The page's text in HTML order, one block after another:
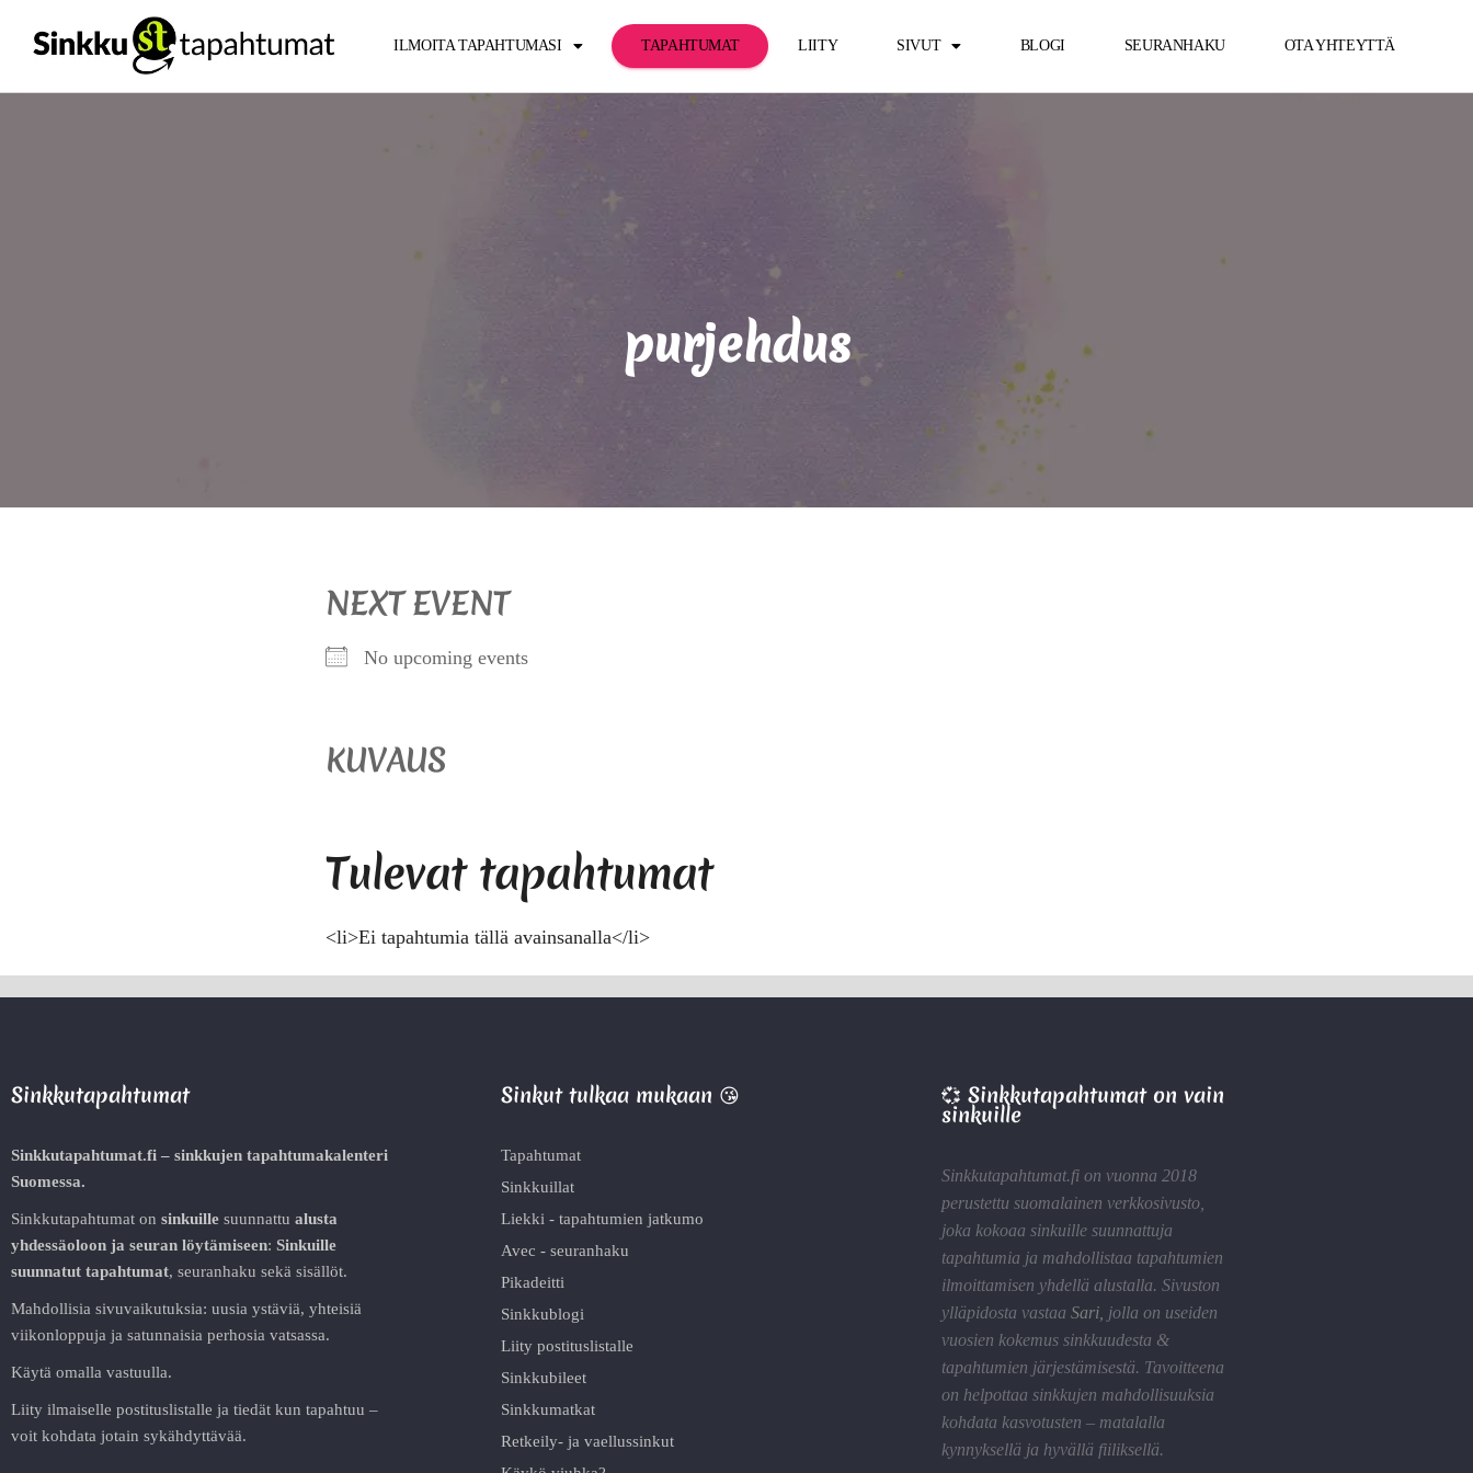
ILMOITA TAPAHTUMASI TAPAHTUMAT LIITY SIVUT BLOGI SEURANHAKU OTA YHTEYTTÄ
purjehdus
NEXT EVENT
No upcoming events
KUVAUS
Tulevat tapahtumat
<li>Ei tapahtumia tällä avainsanalla</li>
Sinkkutapahtumat
Sinkkutapahtumat.fi – sinkkujen tapahtumakalenteri
Suomessa.
Sinkkutapahtumat on sinkuille suunnattu alusta
yhdessäoloon ja seuran löytämiseen: Sinkuille
suunnatut tapahtumat, seuranhaku sekä sisällöt.
Mahdollisia sivuvaikutuksia: uusia ystäviä, yhteisiä
viikonloppuja ja satunnaisia perhosia vatsassa.
Käytä omalla vastuulla.
Liity ilmaiselle postituslistalle ja tiedät kun tapahtuu –
voit kohdata jotain sykähdyttävää.
Sinkut tulkaa mukaan 😘
Tapahtumat
Sinkkuillat
Liekki - tapahtumien jatkumo
Avec - seuranhaku
Pikadeitti
Sinkkublogi
Liity postituslistalle
Sinkkubileet
Sinkkumatkat
Retkeily- ja vaellussinkut
💞 Sinkkutapahtumat on vain
sinkuille
Sinkkutapahtumat.fi on vuonna 2018
perustettu suomalainen verkkosivusto,
joka kokoaa sinkuille suunnattuja
tapahtumia ja mahdollistaa tapahtumien
ilmoittamisen yhdellä alustalla. Sivuston
ylläpidosta vastaa Sari, jolla on useiden
vuosien kokemus sinkkuudesta &
tapahtumien järjestämisestä. Tavoitteena
on helpottaa sinkkujen mahdollisuuksia
kohdata kasvotusten – matalalla
kynnyksellä ja hyvällä fiiliksellä.